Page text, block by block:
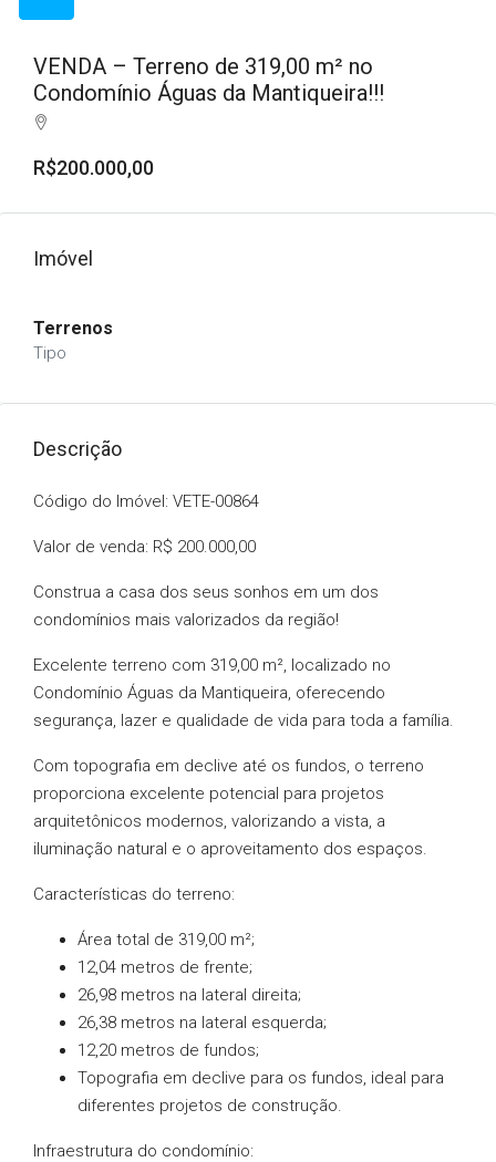
VENDA – Terreno de 319,00 m² no
Condomínio Águas da Mantiqueira!!!
R$200.000,00
Imóvel
Terrenos
Tipo
Descrição
Código do Imóvel: VETE-00864
Valor de venda: R$ 200.000,00
Construa a casa dos seus sonhos em um dos
condomínios mais valorizados da região!
Excelente terreno com 319,00 m², localizado no
Condomínio Águas da Mantiqueira, oferecendo
segurança, lazer e qualidade de vida para toda a família.
Com topografia em declive até os fundos, o terreno
proporciona excelente potencial para projetos
arquitetônicos modernos, valorizando a vista, a
iluminação natural e o aproveitamento dos espaços.
Características do terreno:
Área total de 319,00 m²;
12,04 metros de frente;
26,98 metros na lateral direita;
26,38 metros na lateral esquerda;
12,20 metros de fundos;
Topografia em declive para os fundos, ideal para
diferentes projetos de construção.
Infraestrutura do condomínio: